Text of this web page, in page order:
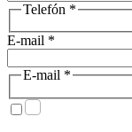
Telefón *
E-mail *
E-mail *